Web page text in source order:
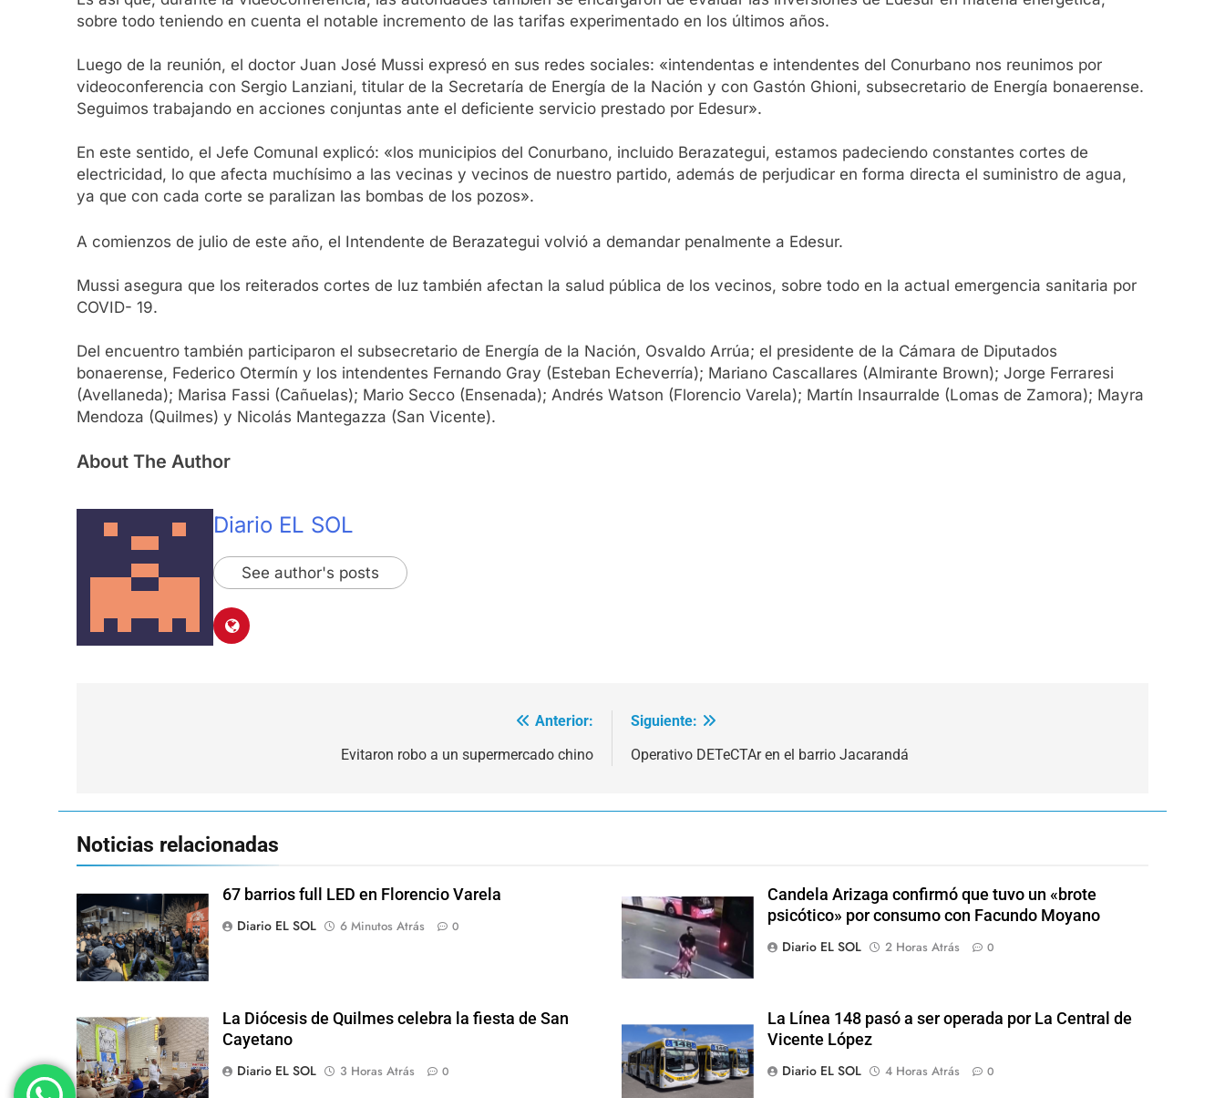
sobre todo teniendo en cuenta el notable incremento de las tarifas experimentado en los últimos años.
Luego de la reunión, el doctor Juan José Mussi expresó en sus redes sociales: «intendentas e intendentes del Conurbano nos reunimos por
videoconferencia con Sergio Lanziani, titular de la Secretaría de Energía de la Nación y con Gastón Ghioni, subsecretario de Energía bonaerense.
Seguimos trabajando en acciones conjuntas ante el deficiente servicio prestado por Edesur».
En este sentido, el Jefe Comunal explicó: «los municipios del Conurbano, incluido Berazategui, estamos padeciendo constantes cortes de
electricidad, lo que afecta muchísimo a las vecinas y vecinos de nuestro partido, además de perjudicar en forma directa el suministro de agua,
ya que con cada corte se paralizan las bombas de los pozos».
A comienzos de julio de este año, el Intendente de Berazategui volvió a demandar penalmente a Edesur.
Mussi asegura que los reiterados cortes de luz también afectan la salud pública de los vecinos, sobre todo en la actual emergencia sanitaria por
COVID- 19.
Del encuentro también participaron el subsecretario de Energía de la Nación, Osvaldo Arrúa; el presidente de la Cámara de Diputados
bonaerense, Federico Otermín y los intendentes Fernando Gray (Esteban Echeverría); Mariano Cascallares (Almirante Brown); Jorge Ferraresi
(Avellaneda); Marisa Fassi (Cañuelas); Mario Secco (Ensenada); Andrés Watson (Florencio Varela); Martín Insaurralde (Lomas de Zamora); Mayra
Mendoza (Quilmes) y Nicolás Mantegazza (San Vicente).
About The Author
Diario EL SOL
See author's posts
Anterior:
Evitaron robo a un supermercado chino
Siguiente:
Operativo DETeCTAr en el barrio Jacarandá
Noticias relacionadas
67 barrios full LED en Florencio Varela
Diario EL SOL
6 Minutos Atrás 0
Candela Arizaga confirmó que tuvo un «brote
psicótico» por consumo con Facundo Moyano
Diario EL SOL
2 Horas Atrás 0
La Diócesis de Quilmes celebra la fiesta de San
Cayetano
Diario EL SOL
3 Horas Atrás 0
La Línea 148 pasó a ser operada por La Central de
Vicente López
Diario EL SOL
4 Horas Atrás 0